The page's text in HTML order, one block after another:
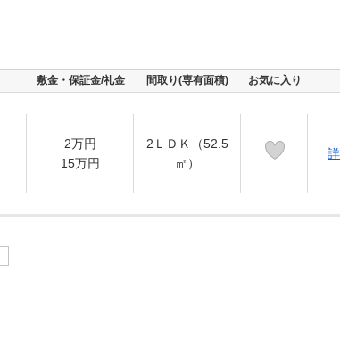
敷金・保証金/礼金 間取り(専有面積) お気に入り
2万円
15万円
2ＬＤＫ（52.5
㎡）